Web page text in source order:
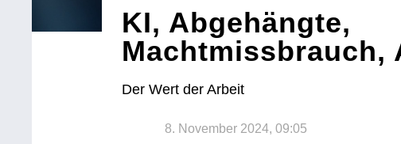
KI, Abgehängte,
Machtmissbrauch,
Der Wert der Arbeit
8. November 2024, 09:05